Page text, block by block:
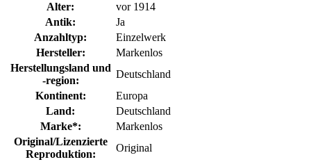
Alter:
vor 1914
Antik:
Ja
Anzahltyp:
Einzelwerk
Hersteller:
Markenlos
Herstellungsland und
-region:
Deutschland
Kontinent:
Europa
Land:
Deutschland
Marke*:
Markenlos
Original/Lizenzierte
Reproduktion:
Original